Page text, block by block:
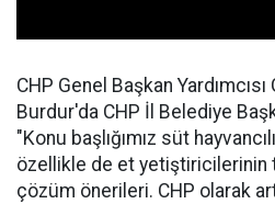
CHP Genel Başkan
Burdur'da CHP İl Belediye
"Konu başlığımız süt
özellikle de et yetiştiricilerinin
çözüm önerileri. CHP olarak